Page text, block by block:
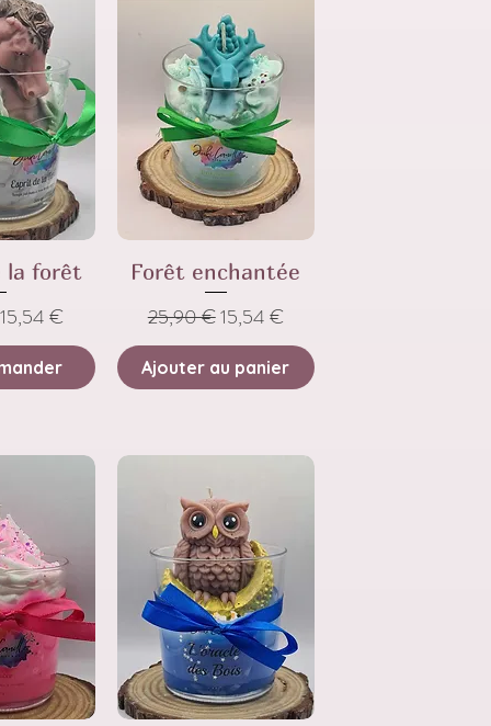
la forêt
Prix promotionnel
15,54 €
Forêt enchantée
Prix original
25,90 €Prix promotionnel
15,54 €
Ajouter au panier